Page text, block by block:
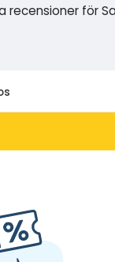
recensioner för